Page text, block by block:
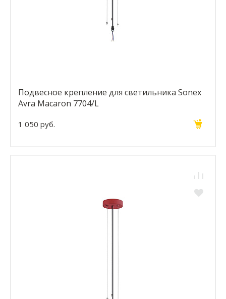
Подвесное крепление для светильника Sonex
Avra Macaron 7704/L
1 050 руб.